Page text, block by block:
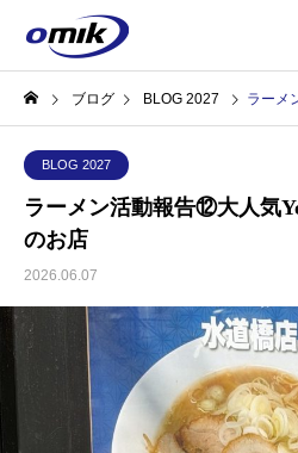
ブログ BLOG 2027 ラーメン
BLOG 2027
ラーメン活動報告⑫大人気
のお店
2026.06.07